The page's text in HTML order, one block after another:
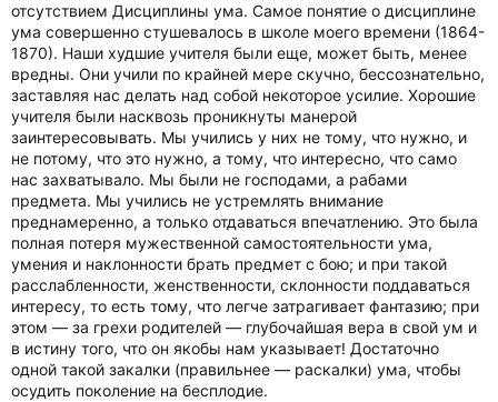
отсутствием Дисциплины ума. Самое понятие о дисциплине
ума совершенно стушевалось в школе моего времени (1864-
1870). Наши худшие учителя были еще, может быть, менее
вредны. Они учили по крайней мере скучно, бессознательно,
заставляя нас делать над собой некоторое усилие. Хорошие
учителя были насквозь проникнуты манерой
заинтересовывать. Мы учились у них не тому, что нужно, и
не потому, что это нужно, а тому, что интересно, что само
нас захватывало. Мы были не господами, а рабами
предмета. Мы учились не устремлять внимание
преднамеренно, а только отдаваться впечатлению. Это была
полная потеря мужественной самостоятельности ума,
умения и наклонности брать предмет с бою; и при такой
расслабленности, женственности, склонности поддаваться
интересу, то есть тому, что легче затрагивает фантазию; при
этом — за грехи родителей — глубочайшая вера в свой ум и
в истину того, что он якобы нам указывает! Достаточно
одной такой закалки (правильнее — раскалки) ума, чтобы
осудить поколение на бесплодие.